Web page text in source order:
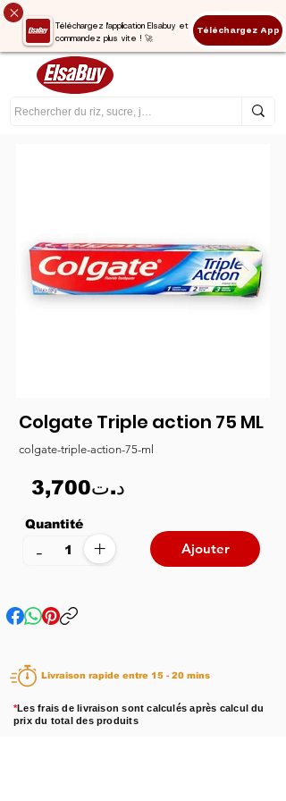
Téléchargez l'application Elsabuy et
commandez plus vite ! 🚀
Téléchargez App
Colgate Triple action 75 ML
colgate-triple-action-75-ml
3,700د.ت
Quantité
+
- Ajouter
Livraison rapide entre 15 - 20 mins
*Les frais de livraison sont calculés après calcul du
prix du total des produits